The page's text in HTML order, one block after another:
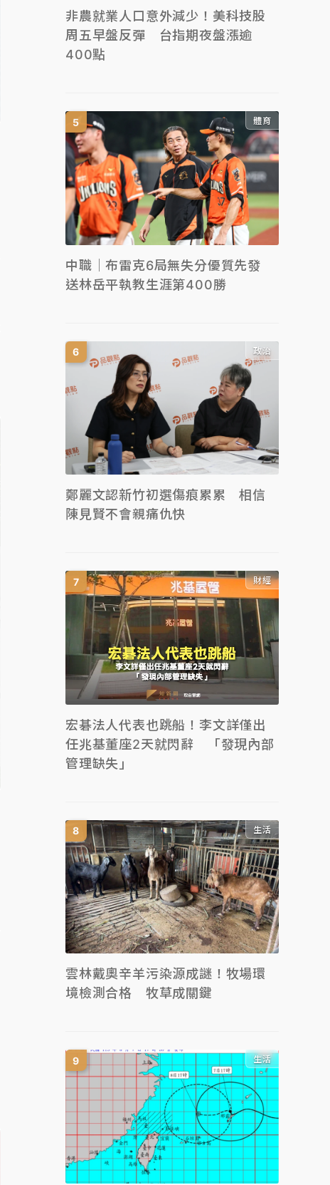
非農就業人口意外減少！美科技股
周五早盤反彈 台指期夜盤漲逾
400點
體育
中職｜布雷克6局無失分優質先發
送林岳平執教生涯第400勝
政治
鄭麗文認新竹初選傷痕累累 相信
陳見賢不會親痛仇快
財經
宏碁法人代表也跳船！李文詳僅出
任兆基董座2天就閃辭 「發現內部
管理缺失」
生活
雲林戴奧辛羊污染源成謎！牧場環
境檢測合格 牧草成關鍵
生活